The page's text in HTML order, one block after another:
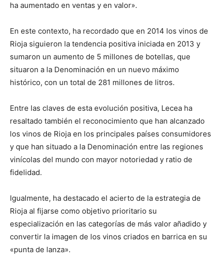
ha aumentado en ventas y en valor».
En este contexto, ha recordado que en 2014 los vinos de
Rioja siguieron la tendencia positiva iniciada en 2013 y
sumaron un aumento de 5 millones de botellas, que
situaron a la Denominación en un nuevo máximo
histórico, con un total de 281 millones de litros.
Entre las claves de esta evolución positiva, Lecea ha
resaltado también el reconocimiento que han alcanzado
los vinos de Rioja en los principales países consumidores
y que han situado a la Denominación entre las regiones
vinícolas del mundo con mayor notoriedad y ratio de
fidelidad.
Igualmente, ha destacado el acierto de la estrategia de
Rioja al fijarse como objetivo prioritario su
especialización en las categorías de más valor añadido y
convertir la imagen de los vinos criados en barrica en su
«punta de lanza».